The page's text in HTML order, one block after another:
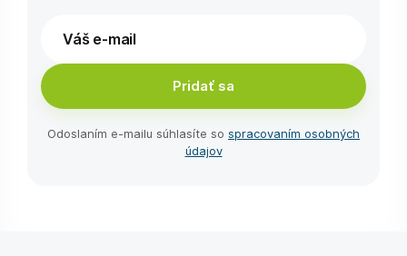
Pridať sa
Odoslaním e-⁠mailu súhlasíte so spracovaním osobných
údajov